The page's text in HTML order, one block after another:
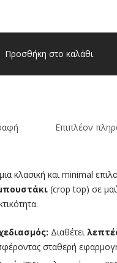
Προσθήκη στο καλάθι
Επιπλέον
κλασική και minimal
(crop top) σε
Διαθέτει
σταθερή εφαρμογή